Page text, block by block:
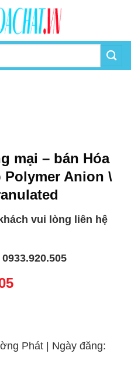
mại – bán Hóa
Polymer Anion \
vui lòng liên hệ
Phát | Ngày đăng: